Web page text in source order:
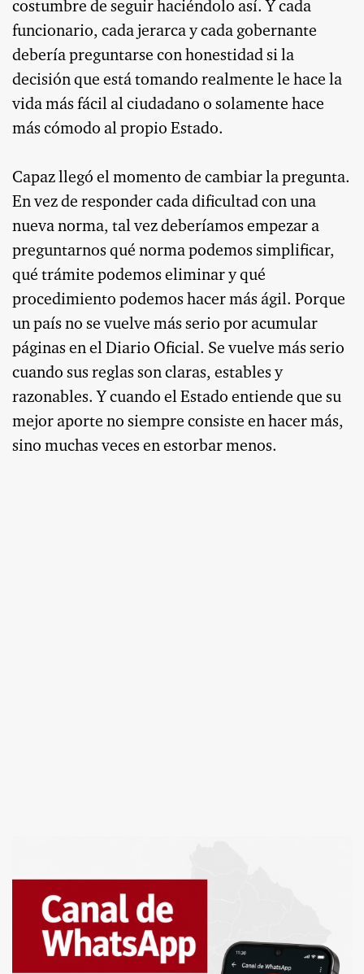
costumbre de seguir haciéndolo así. Y cada
funcionario, cada jerarca y cada gobernante
debería preguntarse con honestidad si la
decisión que está tomando realmente le hace la
vida más fácil al ciudadano o solamente hace
más cómodo al propio Estado.
Capaz llegó el momento de cambiar la pregunta.
En vez de responder cada dificultad con una
nueva norma, tal vez deberíamos empezar a
preguntarnos qué norma podemos simplificar,
qué trámite podemos eliminar y qué
procedimiento podemos hacer más ágil. Porque
un país no se vuelve más serio por acumular
páginas en el Diario Oficial. Se vuelve más serio
cuando sus reglas son claras, estables y
razonables. Y cuando el Estado entiende que su
mejor aporte no siempre consiste en hacer más,
sino muchas veces en estorbar menos.